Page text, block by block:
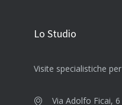
Lo Studio
Visite specialistiche
Via Adolfo Ficai, 6